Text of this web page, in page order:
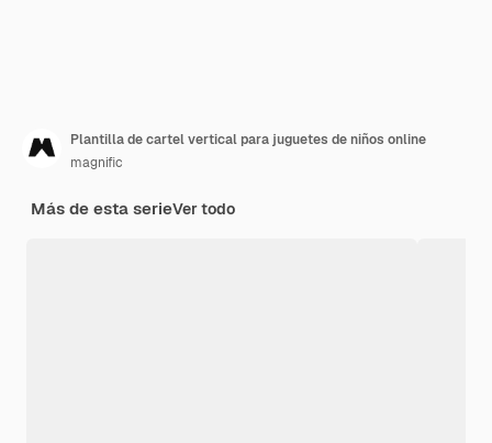
Plantilla de cartel vertical para juguetes de niños online
magnific
Más de esta serieVer todo